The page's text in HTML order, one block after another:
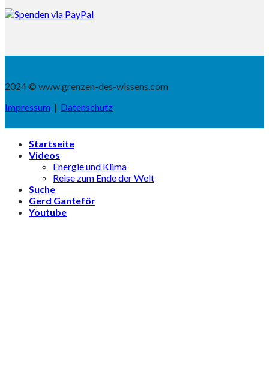
2024 © www.grenzen-des-wissens.com
Impressum | Datenschutz
Startseite
Videos
Energie und Klima
Reise zum Ende der Welt
Suche
Gerd Ganteför
Youtube